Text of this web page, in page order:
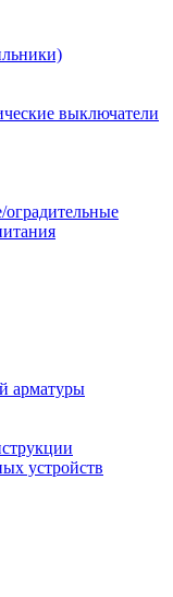
выключатели
арматуры
устройств